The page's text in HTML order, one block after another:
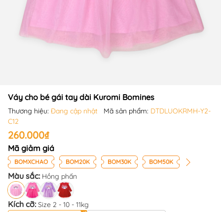
Váy cho bé gái tay dài Kuromi Bomines
Thương hiệu: Đang cập nhật Mã sản phẩm: DTDLUOKRMH-Y2-
C12
260.000₫
Mã giảm giá
BOMXCHAO BOM20K BOM30K BOM50K
Màu sắc: Hồng phấn
Kích cỡ:Size 2 - 10 - 11kg